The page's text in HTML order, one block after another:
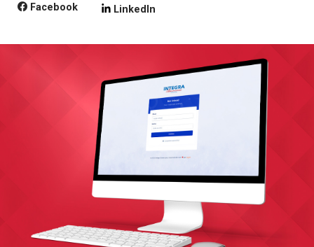
Facebook LinkedIn